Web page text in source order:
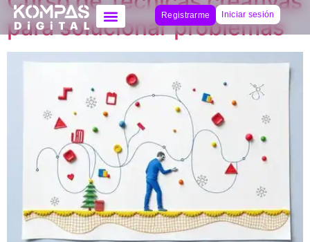
Registrarme Iniciar sesión
para solucionar problemas